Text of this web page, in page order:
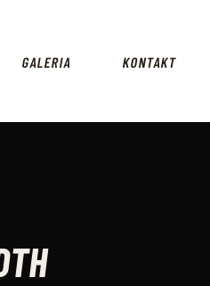
GALERIA KONTAKT